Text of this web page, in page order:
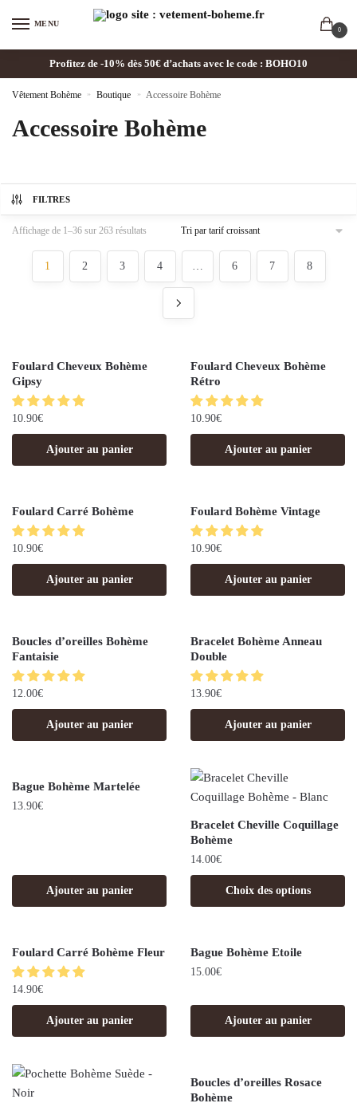
MENU
0
Profitez de -10% dès 50€ d’achats avec le code : BOHO10
Vêtement Bohème » Boutique » Accessoire Bohème
Accessoire Bohème
FILTRES
Affichage de 1–36 sur 263 résultats
1 2 3 4 6 7 8
Foulard Cheveux Bohème
Gipsy
10.90€
Ajouter au panier
Foulard Cheveux Bohème
Rétro
10.90€
Ajouter au panier
Foulard Carré Bohème
10.90€
Ajouter au panier
Foulard Bohème Vintage
10.90€
Ajouter au panier
Boucles d’oreilles Bohème
Fantaisie
12.00€
Ajouter au panier
Bracelet Bohème Anneau
Double
13.90€
Ajouter au panier
Bague Bohème Martelée
13.90€
Ajouter au panier
Bracelet Cheville Coquillage
Bohème
14.00€
Choix des options
Foulard Carré Bohème Fleur
14.90€
Ajouter au panier
Bague Bohème Etoile
15.00€
Ajouter au panier
Boucles d’oreilles Rosace
Bohème